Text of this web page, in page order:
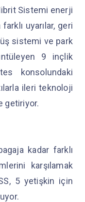
Sistemi enerji
uyarılar, geri
sistemi ve park
9 inçlik
konsolundaki
ileri teknoloji
getiriyor.
kadar farklı
karşılamak
5 yetişkin için